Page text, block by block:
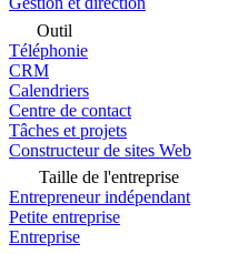
Outil
Téléphonie
CRM
Calendriers
Centre de contact
Tâches et projets
Constructeur de sites Web
Taille de l'entreprise
Entrepreneur indépendant
Petite entreprise
Entreprise